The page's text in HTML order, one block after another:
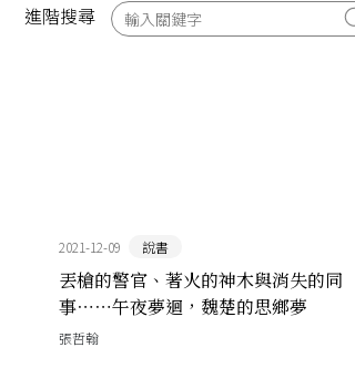
進階搜尋
2021-12-09 說書
丟槍的警官、著火的神木與消失的同
事⋯⋯午夜夢迴，魏楚的思鄉夢
（上）
張哲翰